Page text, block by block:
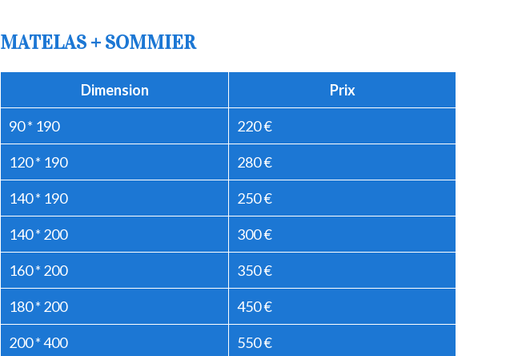
MATELAS + SOMMIER
Dimension Prix
90 * 190 220 €
120 * 190 280 €
140 * 190 250 €
140 * 200 300 €
160 * 200 350 €
180 * 200 450 €
200 * 400 550 €